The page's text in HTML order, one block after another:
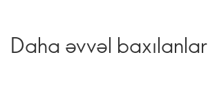
Daha əvvəl baxılanlar